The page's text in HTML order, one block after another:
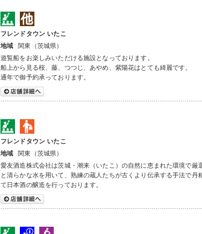
フレンドタウン いたこ
地域 関東（茨城県）
遊覧船をお楽しみいただける施設となっております。
船上から見る桜、藤、つつじ、あやめ、紫陽花はとても綺麗です。
通年で御予約承っております。
フレンドタウン いたこ
地域 関東（茨城県）
愛友酒造株式会社は茨城・潮来（いたこ）の自然に恵まれた環境で厳
と清らかな水を用いて、熟練の蔵人たちが古くより伝承する手法で丹
て日本酒の醸造を行っております。